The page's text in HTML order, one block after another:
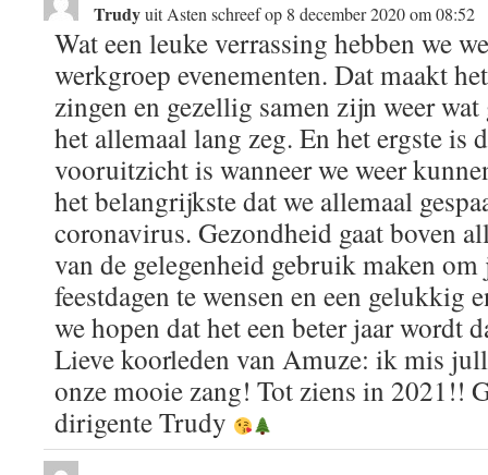
Trudyuit Asten schreef op 8 december 2020om08:52
Wat een leuke verrassing hebben we
werkgroep evenementen. Dat maakt
zingen en gezellig samen zijn weer
het allemaal lang zeg. En het ergste is
vooruitzicht is wanneer we weer
het belangrijkste dat we allemaal
coronavirus. Gezondheid gaat boven
van de gelegenheid gebruik maken
feestdagen te wensen en een gelukkig
we hopen dat het een beter jaar wordt
Lieve koorleden van Amuze: ik mis
onze mooie zang! Tot ziens in 2021!!
dirigente Trudy